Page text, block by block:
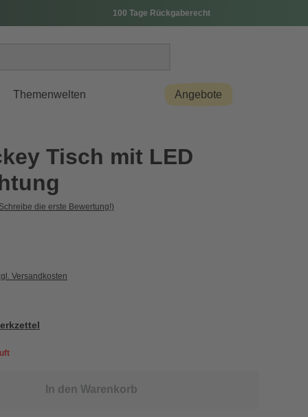
100 Tage Rückgaberecht
Themenwelten Angebote
Tisch mit LED
die erste Bewertung!)
Versandkosten
In den Warenkorb